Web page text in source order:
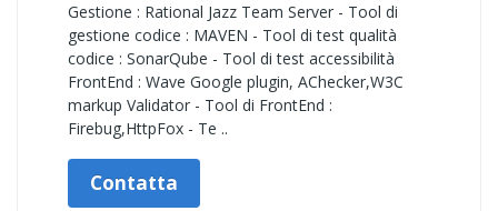
Gestione : Rational Jazz Team Server - Tool di
gestione codice : MAVEN - Tool di test qualità
codice : SonarQube - Tool di test accessibilità
FrontEnd : Wave Google plugin, AChecker,W3C
markup Validator - Tool di FrontEnd :
Firebug,HttpFox - Te ..
Contatta